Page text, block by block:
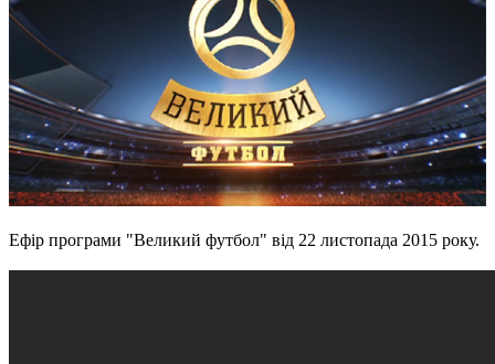
Ефір програми "Великий футбол" від 22 листопада 2015 року.